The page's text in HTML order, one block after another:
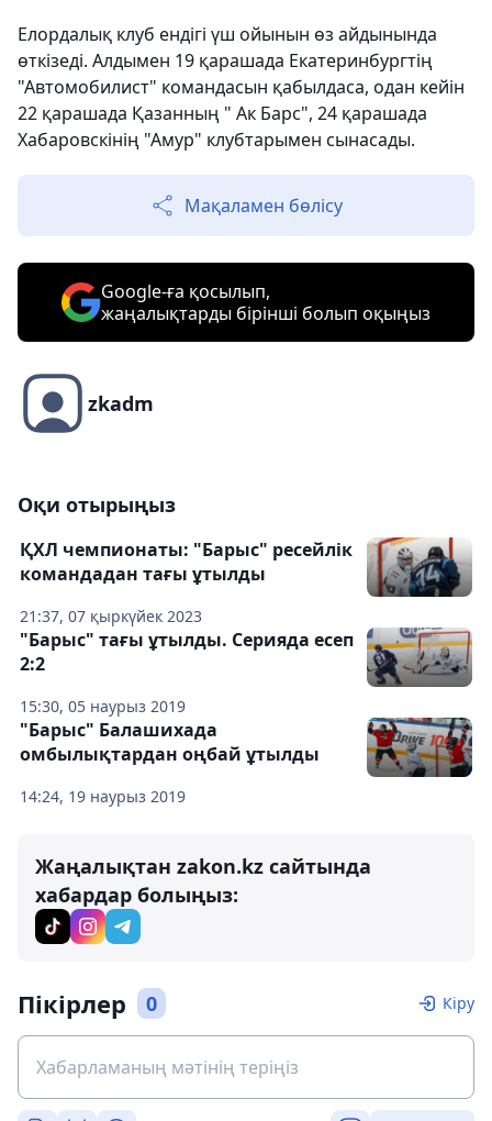
Елордалық клуб ендігі үш ойынын өз айдынында
өткізеді. Алдымен 19 қарашада Екатеринбургтің
"Автомобилист" командасын қабылдаса, одан кейін
22 қарашада Қазанның " Ак Барс", 24 қарашада
Хабаровскінің "Амур" клубтарымен сынасады.
Мақаламен бөлісу
Google-ға қосылып,
жаңалықтарды бірінші болып оқыңыз
zkadm
Оқи отырыңыз
21:37, 07 қыркүйек 2023
ҚХЛ чемпионаты: "Барыс" ресейлік
командадан тағы ұтылды
15:30, 05 наурыз 2019
"Барыс" тағы ұтылды. Серияда есеп
2:2
14:24, 19 наурыз 2019
"Барыс" Балашихада
омбылықтардан оңбай ұтылды
Жаңалықтан zakon.kz сайтында
хабардар болыңыз:
Пікірлер 0 Кіру